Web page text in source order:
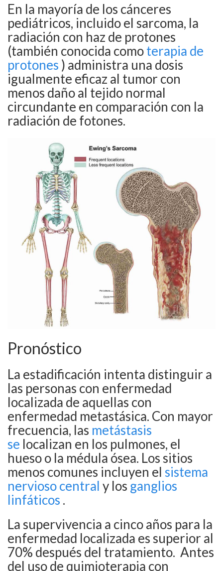
En la mayoría de los cánceres
pediátricos, incluido el sarcoma, la
radiación con haz de protones
(también conocida comoterapia de
protones ) administra una dosis
igualmente eficaz al tumor con
menos daño al tejido normal
circundante en comparación con la
radiación de fotones.
Pronóstico
La estadificación intenta distinguir a
las personas con enfermedad
localizada de aquellas con
enfermedad metastásica. Con mayor
frecuencia, las metástasis
se localizan en los pulmones, el
hueso o la médula ósea. Los sitios
menos comunes incluyen el sistema
nervioso central y los ganglios
linfáticos .
La supervivencia a cinco años para la
enfermedad localizada es superior al
70% después del tratamiento. Antes
del uso de quimioterapia con